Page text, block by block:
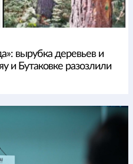
вырубка деревьев и
и Бутаковке разозлили